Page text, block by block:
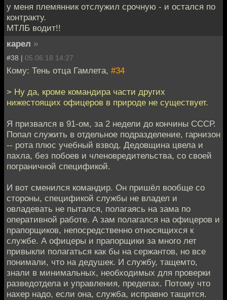
у меня племянник отслужил срочную - и остался по
контракту.
МТЛБ водит!!
карел »
#38 | 05.06.18 14:27
Кому: Тень отца Гамлета, #34
> Ну да, кроме командира части других
нижестоящих офицеров в природе не существует.
Я призвался в 91-ом, за 2 недели до кончины СССР.
Попал служить в отдельное подразделение, гарнизон
-- рота плюс учебный взвод. Дедовщина цвела и
пахла, без побоев и членовредительства, со своей
пограничной спецификой.
И вот сменился командир. Он пришёл вообще со
стороны, спецификой службы не владел и
овладевать не пытался, полагаясь на зама по
оперативной работе. А зам полагался на офицеров и
прапорщиков, непосредственно относящихся к
службе. А офицеры и прапорщики за много лет
привыкли полагаться как бы на сержантов, но все
понимали, что на дедушек. И службу, тащемто,
знали в минимальных, необходимых для проверки
разведотдела и управления, пределах. Потому что
нахер надо, если она, служба, исправно тащится.